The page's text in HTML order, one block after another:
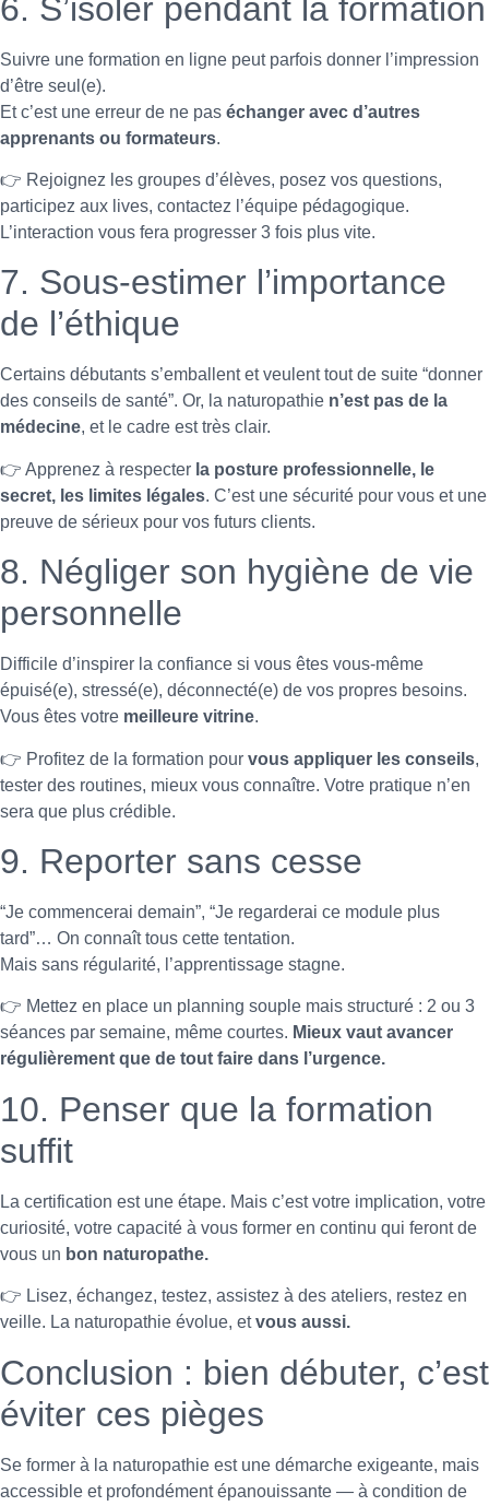
6. S’isoler pendant la formation
Suivre une formation en ligne peut parfois donner l’impression
d’être seul(e).
Et c’est une erreur de ne pas échanger avec d’autres
apprenants ou formateurs.
👉 Rejoignez les groupes d’élèves, posez vos questions,
participez aux lives, contactez l’équipe pédagogique.
L’interaction vous fera progresser 3 fois plus vite.
7. Sous-estimer l’importance
de l’éthique
Certains débutants s’emballent et veulent tout de suite “donner
des conseils de santé”. Or, la naturopathie n’est pas de la
médecine, et le cadre est très clair.
👉 Apprenez à respecter la posture professionnelle, le
secret, les limites légales. C’est une sécurité pour vous et une
preuve de sérieux pour vos futurs clients.
8. Négliger son hygiène de vie
personnelle
Difficile d’inspirer la confiance si vous êtes vous-même
épuisé(e), stressé(e), déconnecté(e) de vos propres besoins.
Vous êtes votre meilleure vitrine.
👉 Profitez de la formation pour vous appliquer les conseils,
tester des routines, mieux vous connaître. Votre pratique n’en
sera que plus crédible.
9. Reporter sans cesse
“Je commencerai demain”, “Je regarderai ce module plus
tard”… On connaît tous cette tentation.
Mais sans régularité, l’apprentissage stagne.
👉 Mettez en place un planning souple mais structuré : 2 ou 3
séances par semaine, même courtes. Mieux vaut avancer
régulièrement que de tout faire dans l’urgence.
10. Penser que la formation
suffit
La certification est une étape. Mais c’est votre implication, votre
curiosité, votre capacité à vous former en continu qui feront de
vous un bon naturopathe.
👉 Lisez, échangez, testez, assistez à des ateliers, restez en
veille. La naturopathie évolue, etvous aussi.
Conclusion : bien débuter, c’est
éviter ces pièges
Se former à la naturopathie est une démarche exigeante, mais
accessible et profondément épanouissante — à condition de